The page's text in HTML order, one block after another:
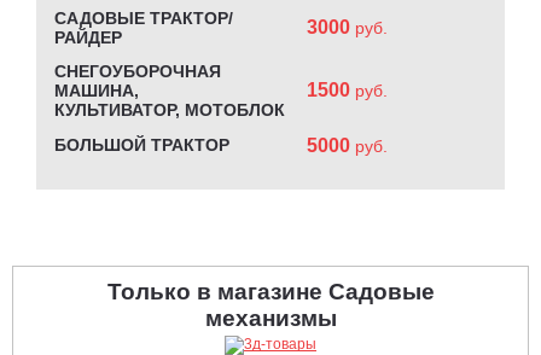
САДОВЫЕ ТРАКТОР/
РАЙДЕР
3000 руб.
СНЕГОУБОРОЧНАЯ
МАШИНА,
КУЛЬТИВАТОР, МОТОБЛОК
1500 руб.
БОЛЬШОЙ ТРАКТОР 5000 руб.
Только в магазине Садовые
механизмы